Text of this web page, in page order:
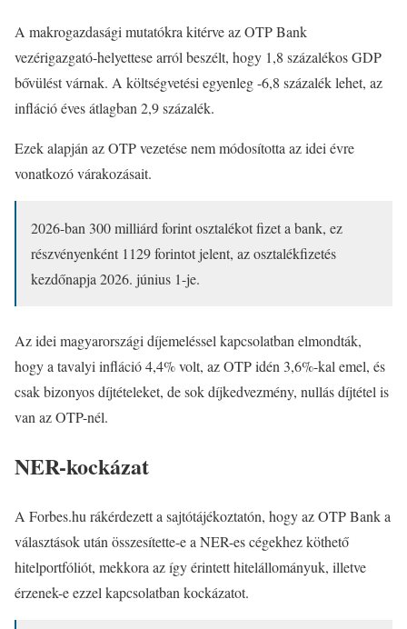
A makrogazdasági mutatókra kitérve az OTP Bank
vezérigazgató-helyettese arról beszélt, hogy 1,8 százalékos GDP
bővülést várnak. A költségvetési egyenleg -6,8 százalék lehet, az
infláció éves átlagban 2,9 százalék.
Ezek alapján az OTP vezetése nem módosította az idei évre
vonatkozó várakozásait.
2026-ban 300 milliárd forint osztalékot fizet a bank, ez
részvényenként 1129 forintot jelent, az osztalékfizetés
kezdőnapja 2026. június 1-je.
Az idei magyarországi díjemeléssel kapcsolatban elmondták,
hogy a tavalyi infláció 4,4% volt, az OTP idén 3,6%-kal emel, és
csak bizonyos díjtételeket, de sok díjkedvezmény, nullás díjtétel is
van az OTP-nél.
NER-kockázat
A Forbes.hu rákérdezett a sajtótájékoztatón, hogy az OTP Bank a
választások után összesítette-e a NER-es cégekhez köthető
hitelportfóliót, mekkora az így érintett hitelállományuk, illetve
érzenek-e ezzel kapcsolatban kockázatot.